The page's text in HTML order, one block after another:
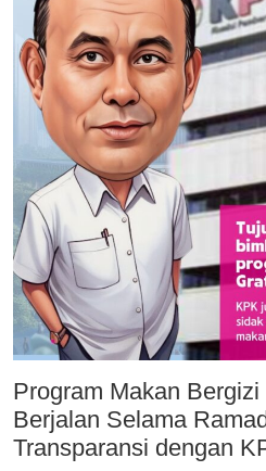
Program Makan
Berjalan Selama
Transparansi dengan